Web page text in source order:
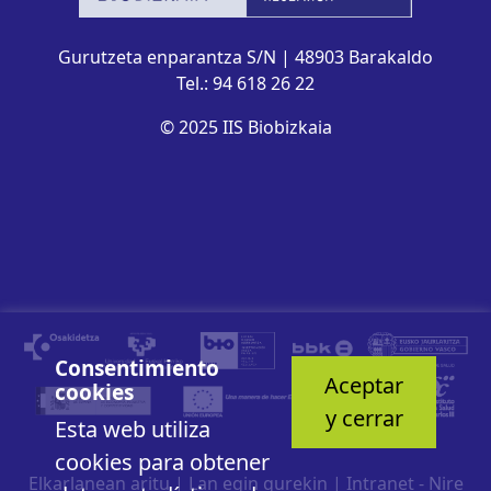
Gurutzeta enparantza S/N | 48903 Barakaldo
Tel.: 94 618 26 22
© 2025 IIS Biobizkaia
Consentimiento
cookies
Esta web utiliza
cookies para obtener
Aceptar
y cerrar
Elkarlanean aritu| Lan egin gurekin | Intranet - Nire